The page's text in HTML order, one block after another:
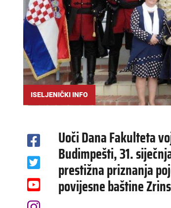
ISELJENIČKI INFO
Uoči Dana Fakulteta
Budimpešti, 31.
prestižna priznanja
povijesne baštine